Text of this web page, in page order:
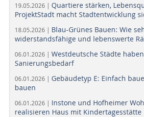
19.05.2026 | Quartiere stärken,
ProjektStadt macht Stadtentwicklung
18.05.2026 | Blau-Grünes Bauen: Wie
widerstandsfähige und lebenswerte
06.01.2026 | Westdeutsche Städte
Sanierungsbedarf
06.01.2026 | Gebäudetyp E: Einfach
bauen
06.01.2026 | Instone und Hofheimer
realisieren Haus mit Kindertagesstätte